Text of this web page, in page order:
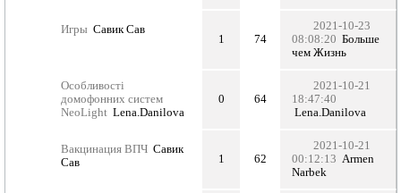
Игры Савик Сав
1 74
2021-10-23
08:08:20 Больше
чем Жизнь
Особливості
домофонних систем
NeoLight Lena.Danilova
0 64
2021-10-21
18:47:40
Lena.Danilova
Вакцинация ВПЧ Савик
Сав
1 62
2021-10-21
00:12:13 Armen
Narbek